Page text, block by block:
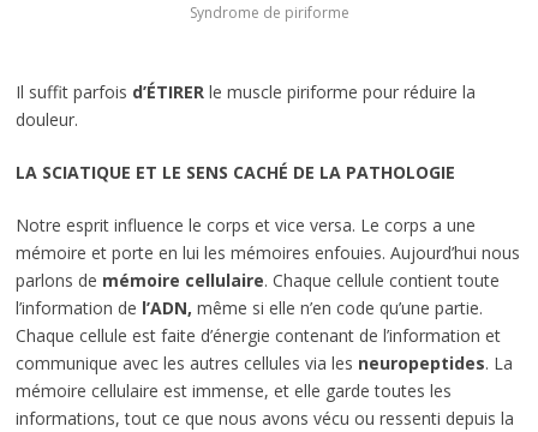
Syndrome de piriforme
Il suffit parfois d’ÉTIRER le muscle piriforme pour réduire la
douleur.
LA SCIATIQUE ET LE SENS CACHÉ DE LA PATHOLOGIE
Notre esprit influence le corps et vice versa. Le corps a une
mémoire et porte en lui les mémoires enfouies. Aujourd’hui nous
parlons de mémoire cellulaire. Chaque cellule contient toute
l’information de l’ADN, même si elle n’en code qu’une partie.
Chaque cellule est faite d’énergie contenant de l’information et
communique avec les autres cellules via les neuropeptides. La
mémoire cellulaire est immense, et elle garde toutes les
informations, tout ce que nous avons vécu ou ressenti depuis la